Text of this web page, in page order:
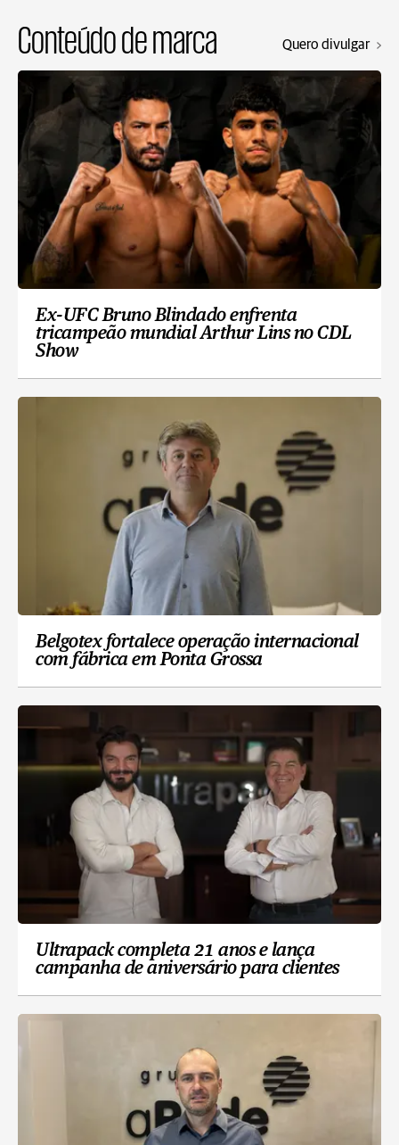
Conteúdo de marca Quero divulgar
Ex-UFC Bruno Blindado enfrenta
tricampeão mundial Arthur Lins no CDL
Show
Belgotex fortalece operação internacional
com fábrica em Ponta Grossa
Ultrapack completa 21 anos e lança
campanha de aniversário para clientes